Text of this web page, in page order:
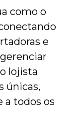
como o
e
lojista
únicas,
todos os